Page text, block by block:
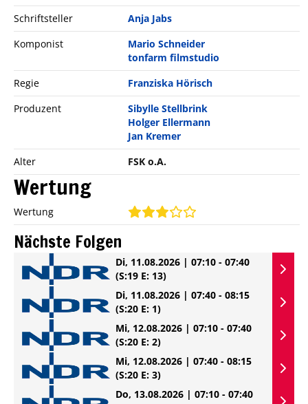
Schriftsteller
Anja Jabs
Komponist
Mario Schneider
tonfarm filmstudio
Regie
Franziska Hörisch
Produzent
Sibylle Stellbrink
Holger Ellermann
Jan Kremer
Alter
FSK o.A.
Wertung
Wertung
Nächste Folgen
Di, 11.08.2026 | 07:10 - 07:40
(S:19 E: 13)
Di, 11.08.2026 | 07:40 - 08:15
(S:20 E: 1)
Mi, 12.08.2026 | 07:10 - 07:40
(S:20 E: 2)
Mi, 12.08.2026 | 07:40 - 08:15
(S:20 E: 3)
Do, 13.08.2026 | 07:10 - 07:40